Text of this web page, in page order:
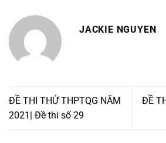
JACKIE NGUYEN
ĐỀ THI THỬ THPTQG NĂM
2021| Đề thi số 29
ĐỀ